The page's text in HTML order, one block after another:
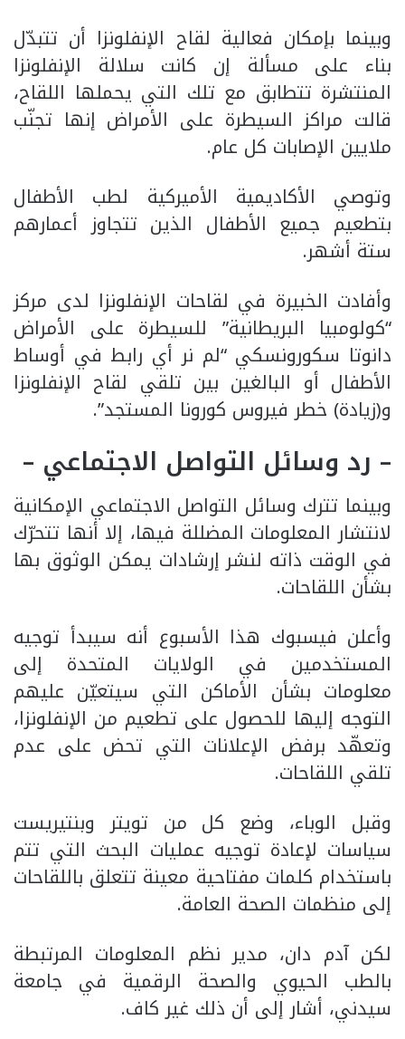
وبينما بإمكان فعالية لقاح الإنفلونزا أن تتبدّل
بناء على مسألة إن كانت سلالة الإنفلونزا
المنتشرة تتطابق مع تلك التي يحملها اللقاح،
قالت مراكز السيطرة على الأمراض إنها تجنّب
ملايين الإصابات كل عام.
وتوصي الأكاديمية الأميركية لطب الأطفال
بتطعيم جميع الأطفال الذين تتجاوز أعمارهم
ستة أشهر.
وأفادت الخبيرة في لقاحات الإنفلونزا لدى مركز
“كولومبيا البريطانية” للسيطرة على الأمراض
دانوتا سكورونسكي “لم نر أي رابط في أوساط
الأطفال أو البالغين بين تلقي لقاح الإنفلونزا
و(زيادة) خطر فيروس كورونا المستجد”.
– رد وسائل التواصل الاجتماعي –
وبينما تترك وسائل التواصل الاجتماعي الإمكانية
لانتشار المعلومات المضللة فيها، إلا أنها تتحرّك
في الوقت ذاته لنشر إرشادات يمكن الوثوق بها
بشأن اللقاحات.
وأعلن فيسبوك هذا الأسبوع أنه سيبدأ توجيه
المستخدمين في الولايات المتحدة إلى
معلومات بشأن الأماكن التي سيتعيّن عليهم
التوجه إليها للحصول على تطعيم من الإنفلونزا،
وتعهّد برفض الإعلانات التي تحض على عدم
تلقي اللقاحات.
وقبل الوباء، وضع كل من تويتر وبنتيريست
سياسات لإعادة توجيه عمليات البحث التي تتم
باستخدام كلمات مفتاحية معينة تتعلق باللقاحات
إلى منظمات الصحة العامة.
لكن آدم دان، مدير نظم المعلومات المرتبطة
بالطب الحيوي والصحة الرقمية في جامعة
سيدني، أشار إلى أن ذلك غير كاف.